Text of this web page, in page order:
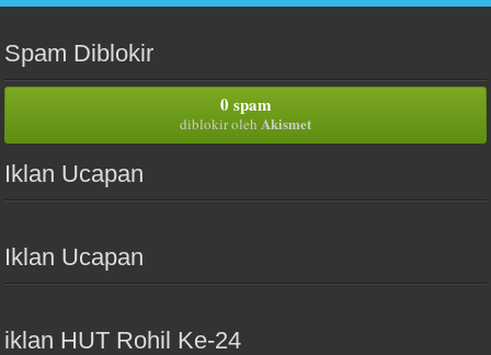
Spam Diblokir
0 spam
diblokir oleh Akismet
Iklan Ucapan
Iklan Ucapan
iklan HUT Rohil Ke-24